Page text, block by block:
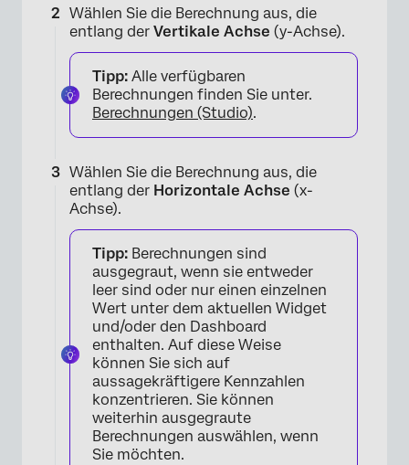
×
Wählen Sie die Berechnung aus, die
entlang der Vertikale Achse (y-Achse).
Tipp: Alle verfügbaren
Berechnungen finden Sie unter.
Berechnungen (Studio).
Wählen Sie die Berechnung aus, die
entlang der Horizontale Achse (x-
Achse).
Tipp: Berechnungen sind
ausgegraut, wenn sie entweder
leer sind oder nur einen einzelnen
Wert unter dem aktuellen Widget
und/oder den Dashboard
enthalten. Auf diese Weise
können Sie sich auf
aussagekräftigere Kennzahlen
konzentrieren. Sie können
weiterhin ausgegraute
Berechnungen auswählen, wenn
Sie möchten.